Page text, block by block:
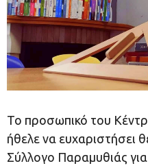
Το προσωπικό του
ήθελε να ευχαριστήσει
Σύλλογο Παραμυθιάς